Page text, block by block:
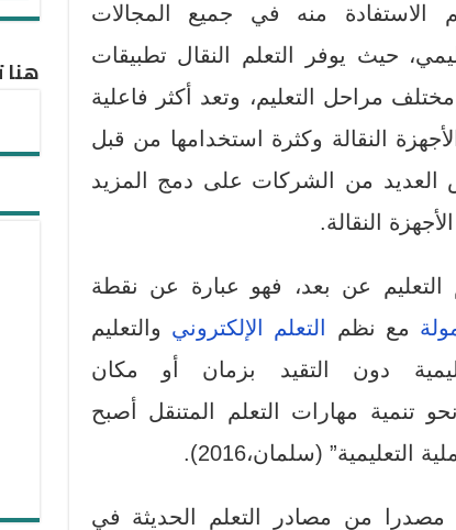
الاستفادة منه في جميع المجالات
حيث يوفر التعلم النقال تطبيقات
مراحل التعليم، وتعد أكثر فاعلية
النقالة وكثرة استخدامها من قبل
وتتنافس العديد من الشركات على دمج المزيد
النقالة.
التعليم عن بعد، فهو عبارة عن نقطة
مع نظم التعلم الإلكتروني والتعليم
دون التقيد بزمان أو مكان
نحو تنمية مهارات التعلم المتنقل أصبح
(سلمان،2016).
مصدرا من مصادر التعلم الحديثة في
هنا